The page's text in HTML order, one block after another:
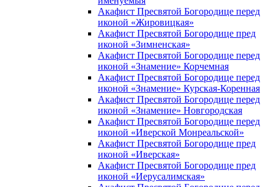
Акафист Пресвятой Богородице перед
иконой «Жировицкая»
Акафист Пресвятой Богородице пред
иконой «Зимненская»
Акафист Пресвятой Богородице перед
иконой «Знамение» Корчемная
Акафист Пресвятой Богородице перед
иконой «Знамение» Курская-Коренная
Акафист Пресвятой Богородице перед
иконой «Знамение» Новгородская
Акафист Пресвятой Богородице перед
иконой «Иверской Монреальской»
Акафист Пресвятой Богородице пред
иконой «Иверская»
Акафист Пресвятой Богородице пред
иконой «Иерусалимская»